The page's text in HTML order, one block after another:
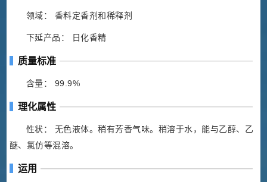
领域： 香料定香剂和稀释剂
下延产品： 日化香精
质量标准
含量： 99.9%
理化属性
性状： 无色液体。稍有芳香气味。稍溶于水，能与乙醇、乙
醚、氯仿等混溶。
运用